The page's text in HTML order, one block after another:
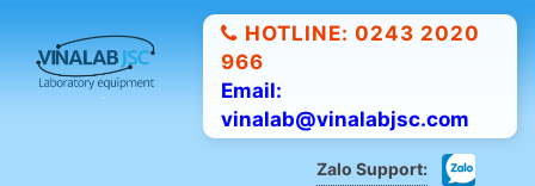
HOTLINE: 0243 2020
966
Email:
vinalab@vinalabjsc.com
Zalo Support: